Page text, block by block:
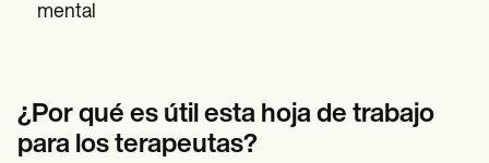
mental
¿Por qué es útil esta hoja de trabajo
para los terapeutas?